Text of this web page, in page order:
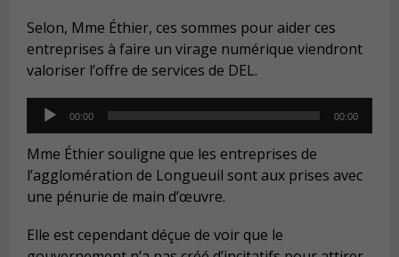
Selon, Mme Éthier, ces sommes pour aider ces
entreprises à faire un virage numérique viendront
valoriser l’offre de services de DEL.
Audio
Player
00:00 00:00
Mme Éthier souligne que les entreprises de
l’agglomération de Longueuil sont aux prises avec
une pénurie de main d’œuvre.
Elle est cependant déçue de voir que le